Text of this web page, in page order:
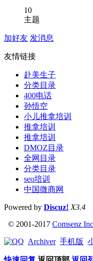
10
主题
加好友 发消息
友情链接
赴美生子
分类目录
400电话
孙悟空
小儿推拿培训
推拿培训
推拿培训
DMOZ目录
全网目录
分类目录
seo培训
中国微商网
Powered by Discuz! X3.4
© 2001-2017 Comsenz
Archiver 手机版